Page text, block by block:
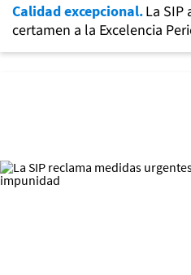
Calidad excepcional.La SIP
certamen a la Excelencia